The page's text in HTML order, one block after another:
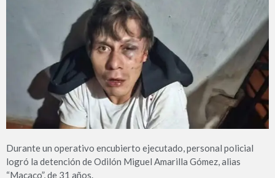
Durante un operativo encubierto ejecutado, personal policial
logró la detención de Odilón Miguel Amarilla Gómez, alias
“Macaco”, de 31 años.